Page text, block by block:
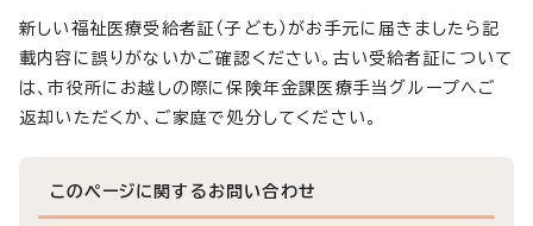
新しい福祉医療受給者証（子ども）がお手元に届きましたら記
載内容に誤りがないかご確認ください。古い受給者証について
は、市役所にお越しの際に保険年金課医療手当グループへご
返却いただくか、ご家庭で処分してください。
このページに関する お問い合わせ